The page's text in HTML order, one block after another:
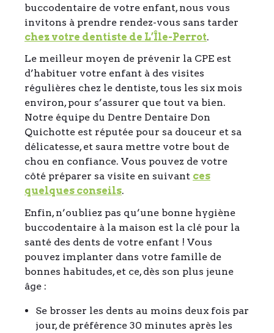
buccodentaire de votre enfant, nous vous
invitons à prendre rendez-vous sans tarder
chez votre dentiste de L’Île-Perrot.
Le meilleur moyen de prévenir la CPE est
d’habituer votre enfant à des visites
régulières chez le dentiste, tous les six mois
environ, pour s’assurer que tout va bien.
Notre équipe du Dentre Dentaire Don
Quichotte est réputée pour sa douceur et sa
délicatesse, et saura mettre votre bout de
chou en confiance. Vous pouvez de votre
côté préparer sa visite en suivant ces
quelques conseils.
Enfin, n’oubliez pas qu’une bonne hygiène
buccodentaire à la maison est la clé pour la
santé des dents de votre enfant ! Vous
pouvez implanter dans votre famille de
bonnes habitudes, et ce, dès son plus jeune
âge :
Se brosser les dents au moins deux fois par
jour, de préférence 30 minutes après les